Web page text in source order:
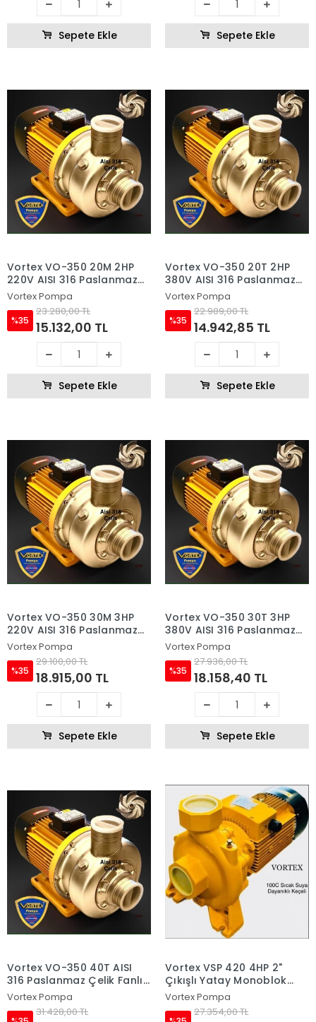
Sepete Ekle Sepete Ekle
Vortex VO-350 20M 2HP
220V AISI 316 Paslanmaz
Çelik Fanlı Sıcak Su ve
Asitli Su Pompası
Vortex Pompa
%35
23.280,00 TL
15.132,00 TL
Sepete Ekle
Vortex VO-350 20T 2HP
380V AISI 316 Paslanmaz
Çelik Fanlı Sıcak Su ve
Asitli Su Pompası
Vortex Pompa
%35
22.989,00 TL
14.942,85 TL
Sepete Ekle
Vortex VO-350 30M 3HP
220V AISI 316 Paslanmaz
Çelik Fanlı Sıcak Su ve
Asitli Su Pompası
Vortex Pompa
%35
29.100,00 TL
18.915,00 TL
Sepete Ekle
Vortex VO-350 30T 3HP
380V AISI 316 Paslanmaz
Çelik Fanlı Sıcak Su ve
Asitli Su Pompası
Vortex Pompa
%35
27.936,00 TL
18.158,40 TL
Sepete Ekle
Vortex VO-350 40T AISI
316 Paslanmaz Çelik Fanlı
Sıcak Su ve Asitli Su
Pompası
Vortex Pompa
31.428,00 TL
Vortex VSP 420 4HP 2"
Çıkışlı Yatay Monoblok
Sıcak Su Pompası
Vortex Pompa
27.354,00 TL